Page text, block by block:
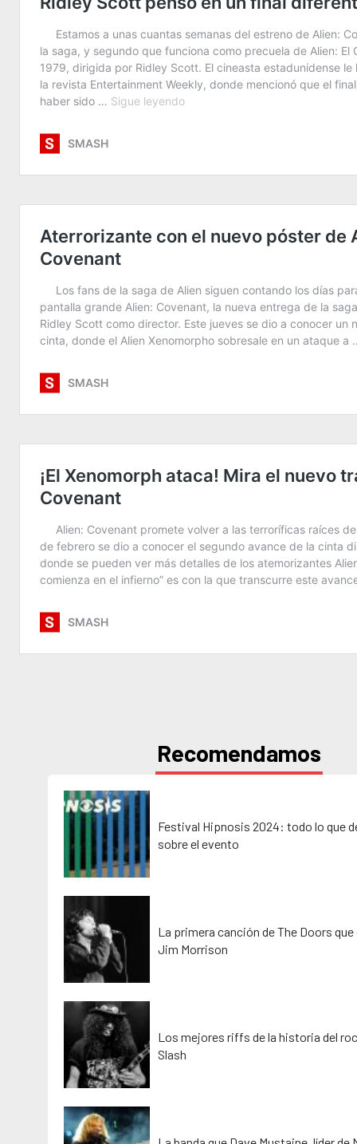
Recomendamos
Festival Hipnosis 2024: todo lo que
sobre el evento
La primera canción de The Doors
Jim Morrison
Los mejores riffs de la historia del
Slash